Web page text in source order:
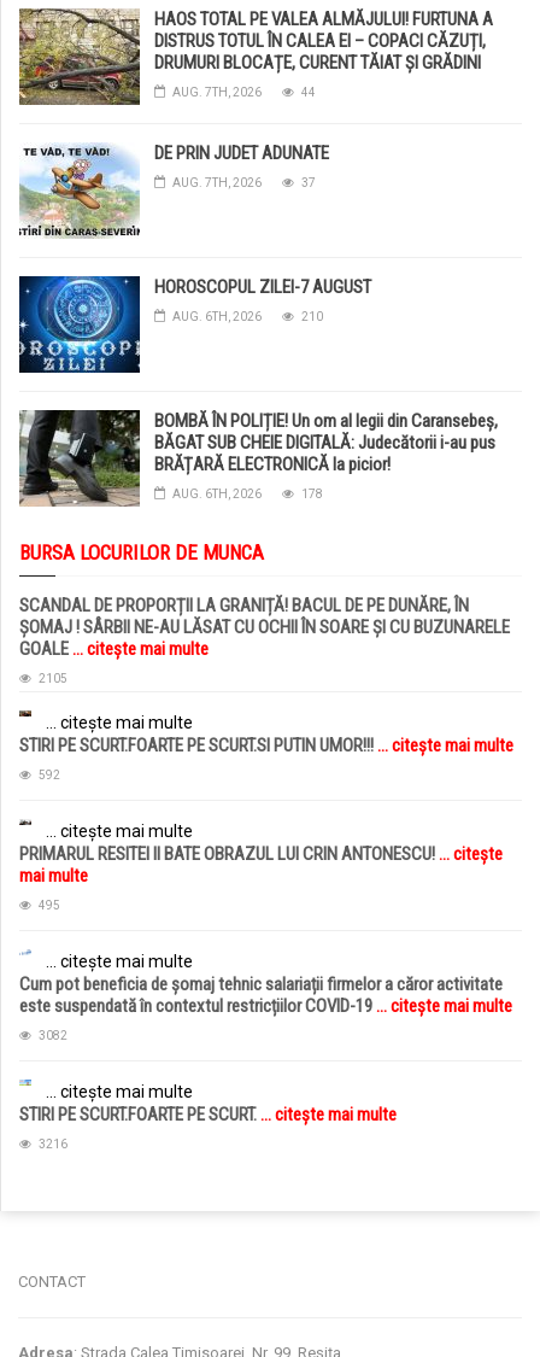
HAOS TOTAL PE VALEA ALMĂJULUI! FURTUNA A
DISTRUS TOTUL ÎN CALEA EI – COPACI CĂZUȚI,
DRUMURI BLOCAȚE, CURENT TĂIAT ȘI GRĂDINI
DISTRUSE DE GRINDINĂ!
AUG. 7TH, 2026 44
DE PRIN JUDET ADUNATE
AUG. 7TH, 2026 37
HOROSCOPUL ZILEI-7 AUGUST
AUG. 6TH, 2026 210
BOMBĂ ÎN POLIȚIE! Un om al legii din Caransebeș,
BĂGAT SUB CHEIE DIGITALĂ: Judecătorii i-au pus
BRĂȚARĂ ELECTRONICĂ la picior!
AUG. 6TH, 2026 178
BURSA LOCURILOR DE MUNCA
SCANDAL DE PROPORȚII LA GRANIȚĂ! BACUL DE PE DUNĂRE, ÎN
ȘOMAJ ! SÂRBII NE-AU LĂSAT CU OCHII ÎN SOARE ȘI CU BUZUNARELE
GOALE... citește mai multe
2105
... citește mai multe
STIRI PE SCURT.FOARTE PE SCURT.SI PUTIN UMOR!!!... citește mai multe
592
... citește mai multe
PRIMARUL RESITEI II BATE OBRAZUL LUI CRIN ANTONESCU!... citește
mai multe
495
... citește mai multe
Cum pot beneficia de șomaj tehnic salariații firmelor a căror activitate
este suspendată în contextul restricțiilor COVID-19... citește mai multe
3082
... citește mai multe
STIRI PE SCURT.FOARTE PE SCURT.... citește mai multe
3216
CONTACT
Adresa: Strada Calea Timisoarei, Nr. 99, Reșița